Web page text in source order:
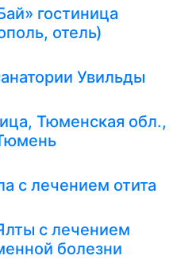
гостиница
отель)
Увильды
Тюменская обл.,
с лечением отита
с лечением
болезни